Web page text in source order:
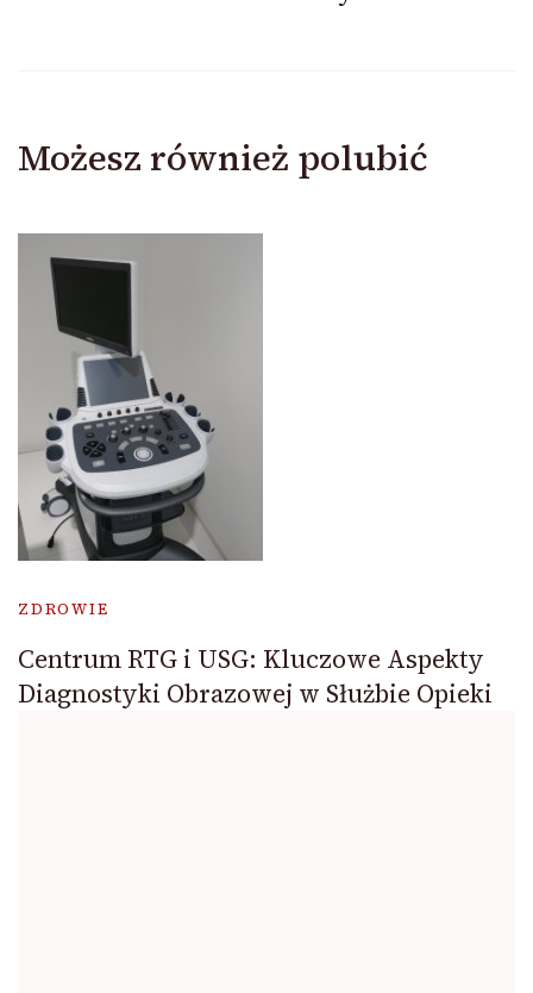
Możesz również polubić
ZDROWIE
Centrum RTG i USG: Kluczowe Aspekty
Diagnostyki Obrazowej w Służbie Opieki